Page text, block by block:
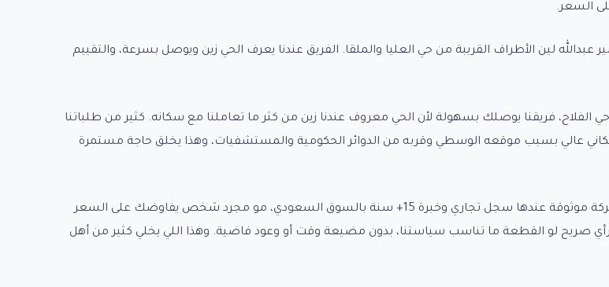
السعر.
لين الأطراف القريبة من حي العليا والملقا. الفريق عندنا يعرف الحي زين ويوصل بسرعة، والتقييم
الفلاح، فريقنا يوصلك بسهولة لأن الحي معروف عندنا زين من كثر ما تعاملنا مع سكانه. كثير من طلباتنا
عالي بسبب موقعه الوسطي وقربه من الدوائر الحكومية والمستشفيات، وهذا يخلق حاجة مستمرة
الفرق الجوهري بين الريان وبين محاولة البيع الفردي هو إننا نتعامل معك كشركة موثوقة عندها سجل تجاري وخبرة 15+ سنة بالسوق السعودي، مو مجرد شخص يفاوضك على السعر
صريح لو القطعة ما تناسب سياستنا، بدون مضيعة وقت أو وعود فاضية. وهذا اللي يخلي كثير من أهل